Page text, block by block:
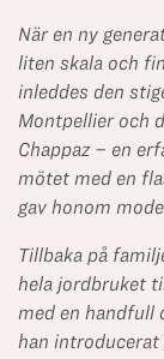
När en ny
liten skala och
inleddes den
Montpellier och
Chappaz – en
mötet med en
gav honom
Tillbaka på
hela jordbruket
med en handfull
han introducerat